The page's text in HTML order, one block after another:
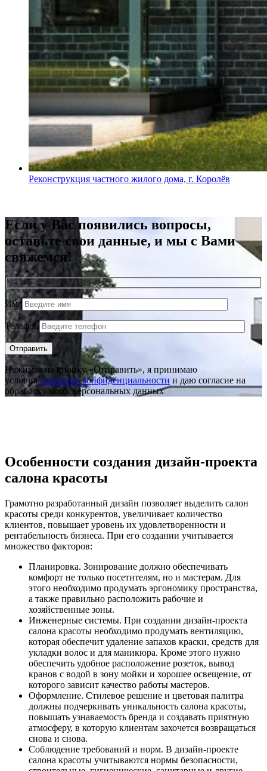
Реконструкция частного жилого дома, г. Королёв
Если у Вас появились вопросы,
оставьте свои данные, и мы с Вами
свяжемся!
Имя
Телефон
Нажимая на кнопку «Отправить», я принимаю
условияполитики конфиденциальности и даю согласие на
обработку моих персональных данных
Особенности создания дизайн-проекта
салона красоты
Грамотно разработанный дизайн позволяет выделить салон
красоты среди конкурентов, увеличивает количество
клиентов, повышает уровень их удовлетворенности и
рентабельность бизнеса. При его создании учитывается
множество факторов:
Планировка. Зонирование должно обеспечивать
комфорт не только посетителям, но и мастерам. Для
этого необходимо продумать эргономику пространства,
а также правильно расположить рабочие и
хозяйственные зоны.
Инженерные системы. При создании дизайн-проекта
салона красоты необходимо продумать вентиляцию,
которая обеспечит удаление запахов краски, средств для
укладки волос и для маникюра. Кроме этого нужно
обеспечить удобное расположение розеток, вывод
кранов с водой в зону мойки и хорошее освещение, от
которого зависит качество работы мастеров.
Оформление. Стилевое решение и цветовая палитра
должны подчеркивать уникальность салона красоты,
повышать узнаваемость бренда и создавать приятную
атмосферу, в которую клиентам захочется возвращаться
снова и снова.
Соблюдение требований и норм. В дизайн-проекте
салона красоты учитываются нормы безопасности,